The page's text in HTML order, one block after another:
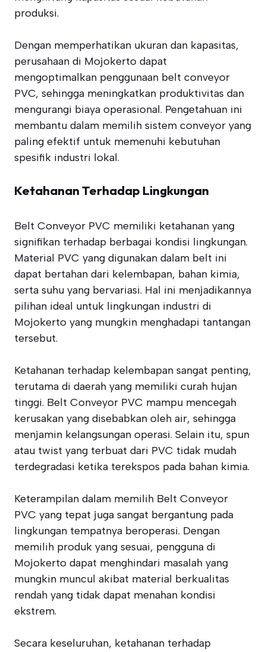
produksi.
Dengan memperhatikan ukuran dan kapasitas,
perusahaan di Mojokerto dapat
mengoptimalkan penggunaan belt conveyor
PVC, sehingga meningkatkan produktivitas dan
mengurangi biaya operasional. Pengetahuan ini
membantu dalam memilih sistem conveyor yang
paling efektif untuk memenuhi kebutuhan
spesifik industri lokal.
Ketahanan Terhadap Lingkungan
Belt Conveyor PVC memiliki ketahanan yang
signifikan terhadap berbagai kondisi lingkungan.
Material PVC yang digunakan dalam belt ini
dapat bertahan dari kelembapan, bahan kimia,
serta suhu yang bervariasi. Hal ini menjadikannya
pilihan ideal untuk lingkungan industri di
Mojokerto yang mungkin menghadapi tantangan
tersebut.
Ketahanan terhadap kelembapan sangat penting,
terutama di daerah yang memiliki curah hujan
tinggi. Belt Conveyor PVC mampu mencegah
kerusakan yang disebabkan oleh air, sehingga
menjamin kelangsungan operasi. Selain itu, spun
atau twist yang terbuat dari PVC tidak mudah
terdegradasi ketika terekspos pada bahan kimia.
Keterampilan dalam memilih Belt Conveyor
PVC yang tepat juga sangat bergantung pada
lingkungan tempatnya beroperasi. Dengan
memilih produk yang sesuai, pengguna di
Mojokerto dapat menghindari masalah yang
mungkin muncul akibat material berkualitas
rendah yang tidak dapat menahan kondisi
ekstrem.
Secara keseluruhan, ketahanan terhadap